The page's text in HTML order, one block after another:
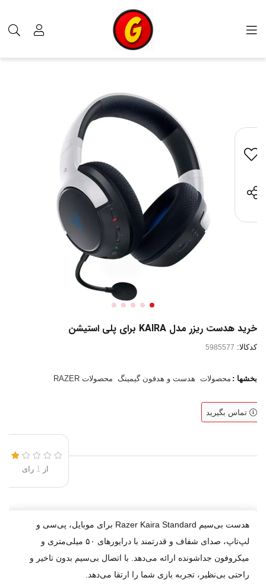
خرید هدست ریزر مدل KAIRA برای پلی استیشن
کدکالا:
بخشها : محصولات هدست و هدفون گیمینگ محصولات RAZER
تماس بگیرید
از1 رای
هدست بی‌سیم Razer Kaira Standard برای موبایل، پی‌سی و
لپ‌تاپ، صدای شفاف و قدرتمند با درایورهای ۵۰ میلی‌متری و
میکروفون جداشونده ارائه می‌دهد. با اتصال بی‌سیم بدون تاخیر و
راحتی بی‌نظیر، تجربه بازی شما را ارتقا می‌دهد.